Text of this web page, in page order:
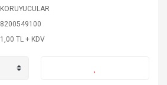
KORUYUCULAR
8200549100
1,00 TL + KDV